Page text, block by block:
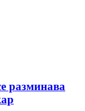
разминава